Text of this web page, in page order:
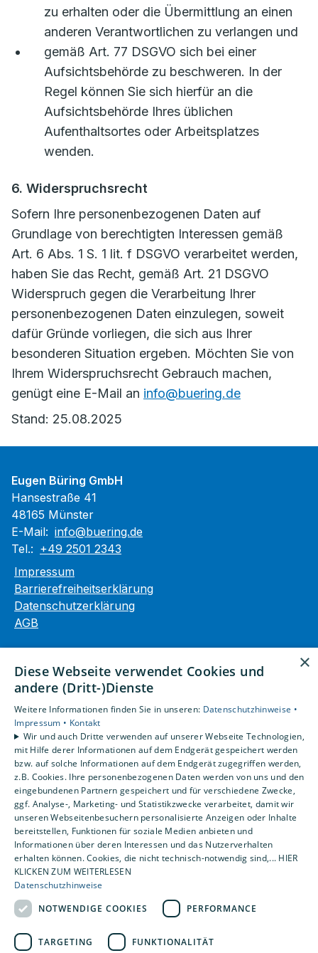
zu erhalten oder die Übermittlung an einen
anderen Verantwortlichen zu verlangen und
gemäß Art. 77 DSGVO sich bei einer
Aufsichtsbehörde zu beschweren. In der
Regel können Sie sich hierfür an die
Aufsichtsbehörde Ihres üblichen
Aufenthaltsortes oder Arbeitsplatzes
wenden.
6. Widerspruchsrecht
Sofern Ihre personenbezogenen Daten auf
Grundlage von berechtigten Interessen gemäß
Art. 6 Abs. 1 S. 1 lit. f DSGVO verarbeitet werden,
haben Sie das Recht, gemäß Art. 21 DSGVO
Widerspruch gegen die Verarbeitung Ihrer
personenbezogenen Daten einzulegen, soweit
dafür Gründe vorliegen, die sich aus Ihrer
besonderen Situation ergeben. Möchten Sie von
Ihrem Widerspruchsrecht Gebrauch machen,
genügt eine E-Mail an info@buering.de
Stand: 25.08.2025
Eugen Büring GmbH
Hansestraße 41
48165 Münster
E-Mail: info@buering.de
Tel.: +49 2501 2343
Impressum
Barrierefreiheitserklärung
Datenschutzerklärung
AGB
Privatkunden
Gewerbekunden
Karriere
Unternehmen
Kontakt
×
Diese Webseite verwendet Cookies und
andere (Dritt-)Dienste
Weitere Informationen finden Sie in unseren: Datenschutzhinweise •
Impressum • Kontakt
Wir und auch Dritte verwenden auf unserer Webseite Technologien,
mit Hilfe derer Informationen auf dem Endgerät gespeichert werden
bzw. auf solche Informationen auf dem Endgerät zugegriffen werden,
z.B. Cookies. Ihre personenbezogenen Daten werden von uns und den
eingebundenen Partnern gespeichert und für verschiedene Zwecke,
ggf. Analyse-, Marketing- und Statistikzwecke verarbeitet, damit wir
unseren Webseitenbesuchern personalisierte Anzeigen oder Inhalte
bereitstellen, Funktionen für soziale Medien anbieten und
Informationen über deren Interessen und das Nutzerverhalten
erhalten können. Cookies, die nicht technisch-notwendig sind,... HIER
KLICKEN ZUM WEITERLESEN
Datenschutzhinweise
NOTWENDIGE COOKIES
PERFORMANCE
TARGETING FUNKTIONALITÄT